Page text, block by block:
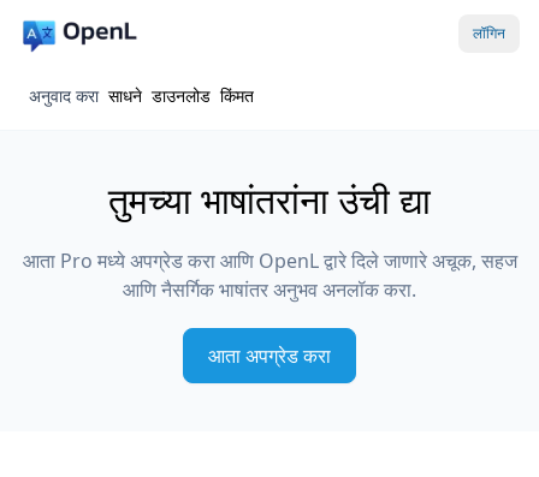
लॉगिन
अनुवाद करा साधने डाउनलोड किंमत
तुमच्या भाषांतरांना उंची द्या
आता Pro मध्ये अपग्रेड करा आणि OpenL द्वारे दिले जाणारे अचूक, सहज
आणि नैसर्गिक भाषांतर अनुभव अनलॉक करा.
आता अपग्रेड करा